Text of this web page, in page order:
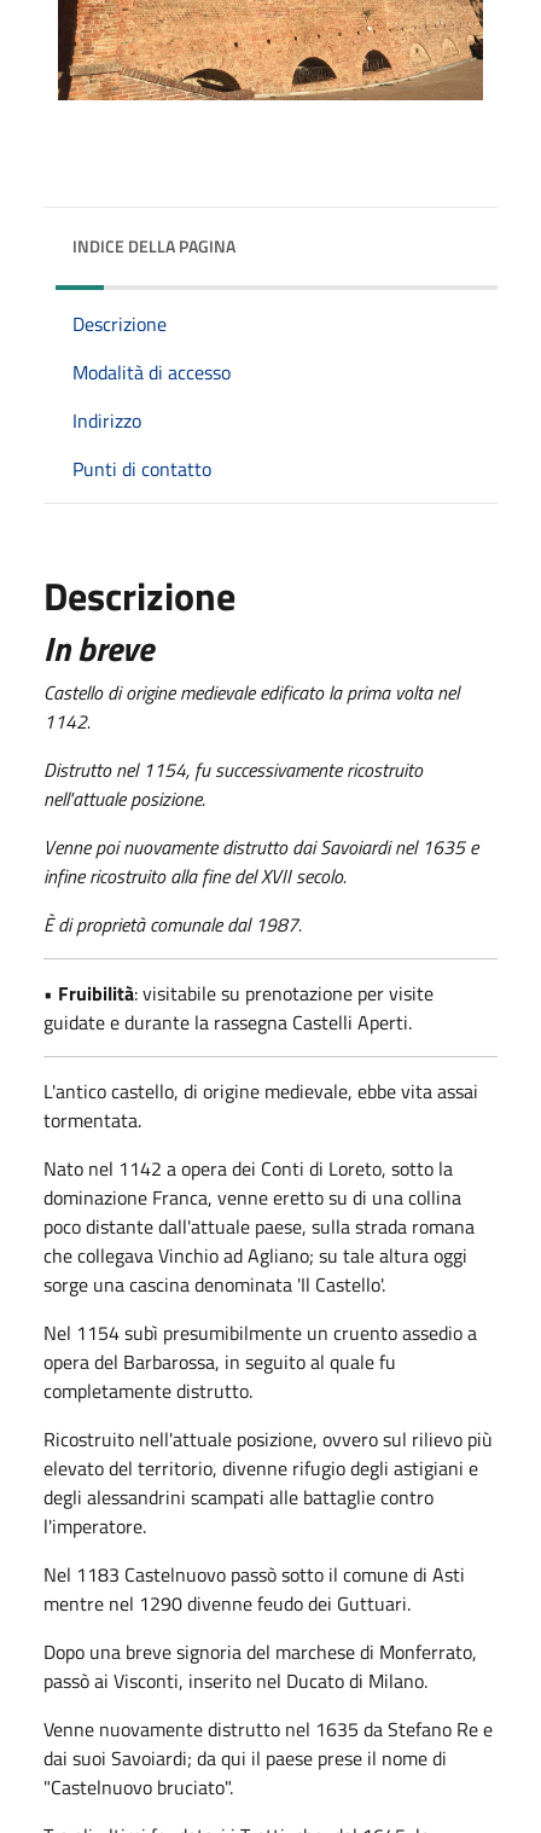
INDICE DELLA PAGINA
Descrizione
Modalità di accesso
Indirizzo
Punti di contatto
Descrizione
In breve
Castello di origine medievale edificato la prima volta nel
1142.
Distrutto nel 1154, fu successivamente ricostruito
nell'attuale posizione.
Venne poi nuovamente distrutto dai Savoiardi nel 1635 e
infine ricostruito alla fine del XVII secolo.
È di proprietà comunale dal 1987.
• Fruibilità: visitabile su prenotazione per visite
guidate e durante la rassegna Castelli Aperti.
L'antico castello, di origine medievale, ebbe vita assai
tormentata.
Nato nel 1142 a opera dei Conti di Loreto, sotto la
dominazione Franca, venne eretto su di una collina
poco distante dall'attuale paese, sulla strada romana
che collegava Vinchio ad Agliano; su tale altura oggi
sorge una cascina denominata 'Il Castello'.
Nel 1154 subì presumibilmente un cruento assedio a
opera del Barbarossa, in seguito al quale fu
completamente distrutto.
Ricostruito nell'attuale posizione, ovvero sul rilievo più
elevato del territorio, divenne rifugio degli astigiani e
degli alessandrini scampati alle battaglie contro
l'imperatore.
Nel 1183 Castelnuovo passò sotto il comune di Asti
mentre nel 1290 divenne feudo dei Guttuari.
Dopo una breve signoria del marchese di Monferrato,
passò ai Visconti, inserito nel Ducato di Milano.
Venne nuovamente distrutto nel 1635 da Stefano Re e
dai suoi Savoiardi; da qui il paese prese il nome di
"Castelnuovo bruciato".